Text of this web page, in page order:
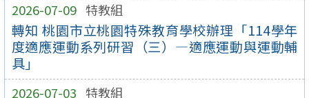
2026-07-09 特教組
轉知 桃園市立桃園特殊教育學校辦理「114學年
度適應運動系列研習（三）—適應運動與運動輔
具」
2026-07-03 特教組